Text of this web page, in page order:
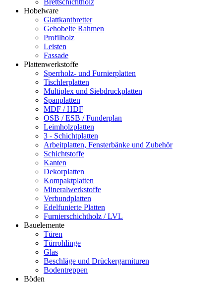
Brettschichtholz
Hobelware
Glattkantbretter
Gehobelte Rahmen
Profilholz
Leisten
Fassade
Plattenwerkstoffe
Sperrholz- und Furnierplatten
Tischlerplatten
Multiplex und Siebdruckplatten
Spanplatten
MDF / HDF
OSB / ESB / Funderplan
Leimholzplatten
3 - Schichtplatten
Arbeitplatten, Fensterbänke und Zubehör
Schichtstoffe
Kanten
Dekorplatten
Kompaktplatten
Mineralwerkstoffe
Verbundplatten
Edelfunierte Platten
Furnierschichtholz / LVL
Bauelemente
Türen
Türrohlinge
Glas
Beschläge und Drückergarnituren
Bodentreppen
Böden